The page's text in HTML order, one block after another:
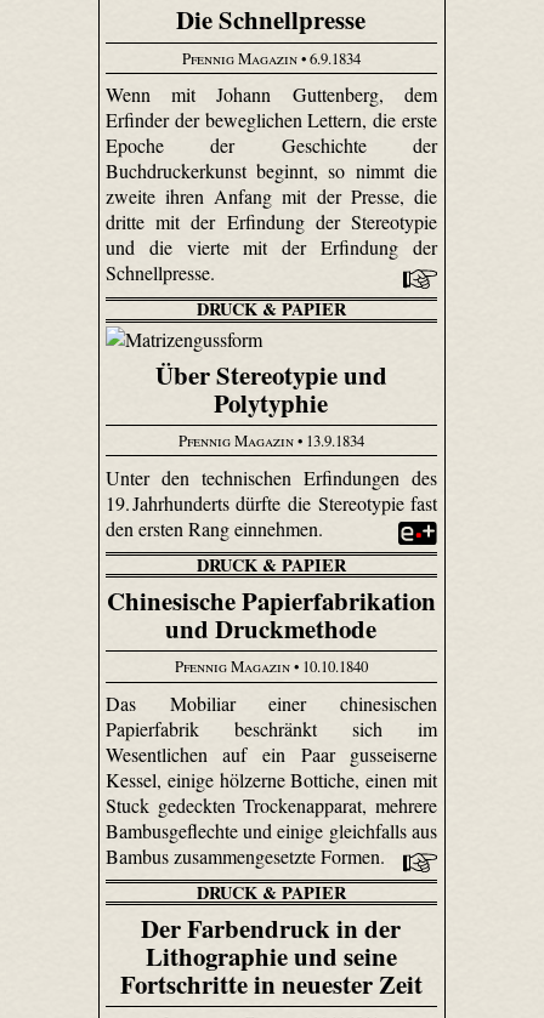
Die Schnellpresse
Pfennig Magazin• 6.9.1834
Wenn mit Johann Guttenberg, dem
Erfinder der beweglichen Lettern, die erste
Epoche der Geschichte der
Buchdruckerkunst beginnt, so nimmt die
zweite ihren Anfang mit der Presse, die
dritte mit der Erfindung der Stereotypie
und die vierte mit der Erfindung der
Schnellpresse.
DRUCK & PAPIER
Über Stereotypie und
Polytyphie
Pfennig Magazin• 13.9.1834
Unter den technischen Erfindungen des
19. Jahrhunderts dürfte die Stereotypie fast
den ersten Rang einnehmen.
DRUCK & PAPIER
Chinesische Papierfabrikation
und Druckmethode
Pfennig Magazin• 10.10.1840
Das Mobiliar einer chinesischen
Papierfabrik beschränkt sich im
Wesentlichen auf ein Paar gusseiserne
Kessel, einige hölzerne Bottiche, einen mit
Stuck gedeckten Trockenapparat, mehrere
Bambus­geflechte und einige gleichfalls aus
Bambus zusammengesetzte Formen.
DRUCK & PAPIER
Der Farbendruck in der
Lithographie und seine
Fortschritte in neuester Zeit